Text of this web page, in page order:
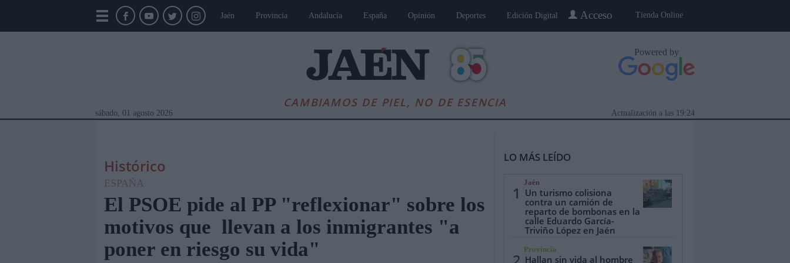
Tienda Online
Acceso
Jaén Provincia Andalucía España Opinión Deportes Edición Digital
CAMBIAMOS DE PIEL, NO DE ESENCIA
Powered by
sábado, 01 agosto 2026 19:24
Actualización a las
Módulos Portada Jaén Provincia Linares Andalucía Internacional Opinión Cultura Deportes Jaén, Pueblo a Pueblo Gente
Histórico
ESPAÑA
El PSOE pide al PP "reflexionar" sobre los
motivos que llevan a los inmigrantes "a
poner en riesgo su vida"
LO MÁS LEÍDO
1
Jaén
Un turismo colisiona
contra un camión de
reparto de bombonas en la
calle Eduardo García-
Triviño López en Jaén
Provincia
Hallan sin vida al hombre